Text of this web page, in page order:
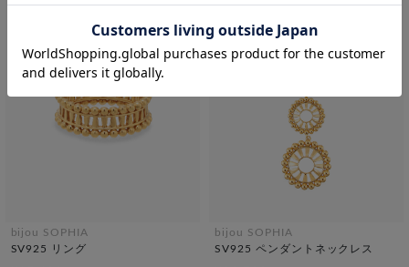
bijou SOPHIA
SV925 リング
bijou SOPHIA
SV925 ペンダントネックレス